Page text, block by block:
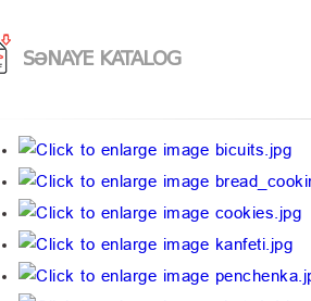
SƏNAYE KATALOG